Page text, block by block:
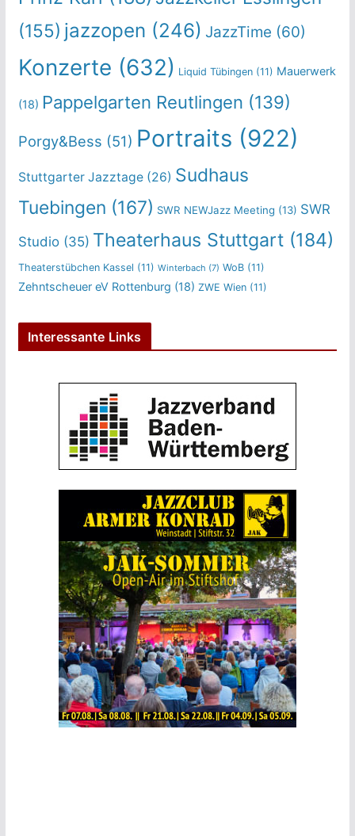
(155) jazzopen (246) JazzTime (60)
Konzerte (632) Liquid Tübingen(11) Mauerwerk
(18) Pappelgarten Reutlingen (139)
Porgy&Bess (51) Portraits (922)
Stuttgarter Jazztage(26) Sudhaus
Tuebingen (167) SWR NEWJazz Meeting (13) SWR
Studio(35) Theaterhaus Stuttgart(184)
Theaterstübchen Kassel (11) Winterbach (7) WoB(11)
Zehntscheuer eV Rottenburg (18) ZWE Wien(11)
Interessante Links